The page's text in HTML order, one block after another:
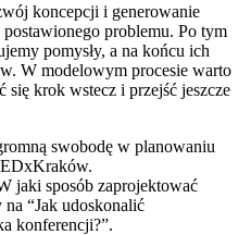
koncepcji i generowanie
problemu. Po tym
pomysły, a na końcu ich
W modelowym procesie warto
się krok wstecz i przejść jeszcze
swobodę w planowaniu
jaki sposób zaprojektować
“Jak udoskonalić
konferencji?”.